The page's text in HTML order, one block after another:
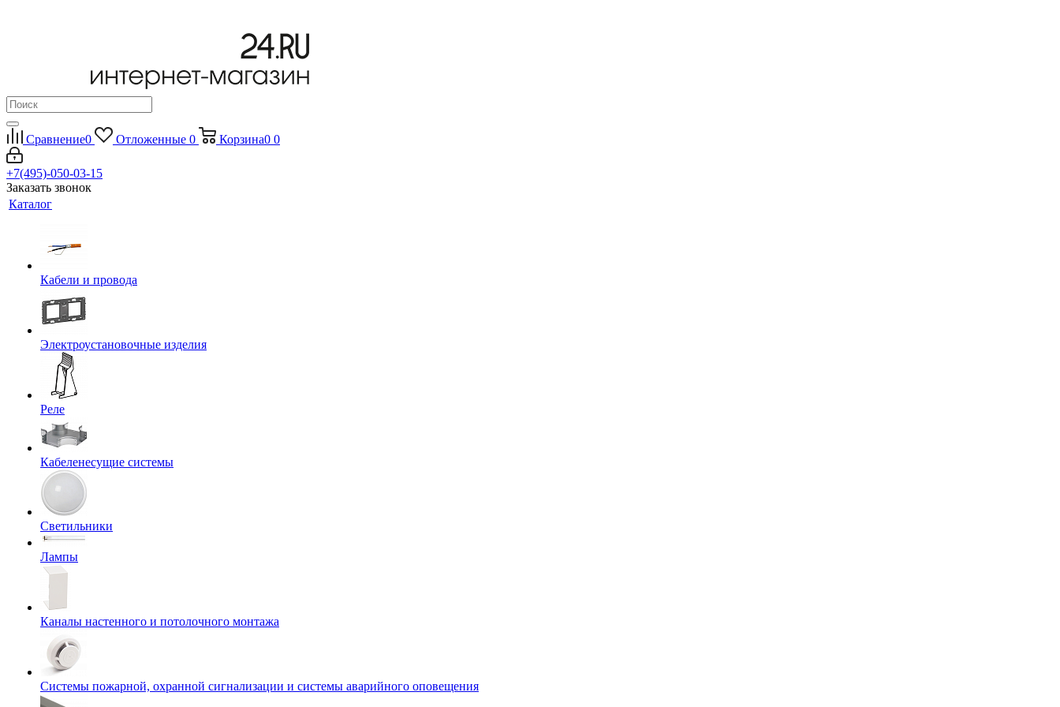
Сравнение0 Отложенные 0 Корзина0 0
+7(495)-050-03-15
Заказать звонок
Каталог
Кабели и провода
Электроустановочные изделия
Реле
Кабеленесущие системы
Светильники
Лампы
Каналы настенного и потолочного монтажа
Системы пожарной, охранной сигнализации и системы аварийного оповещения